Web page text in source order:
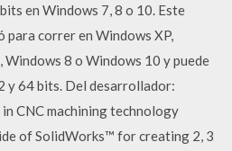
en Windows 7, 8 o 10. Este
para correr en Windows XP,
8 o Windows 10 y puede
y 64 bits. Del desarrollador:
CNC machining technology
of SolidWorks™ for creating 2, 3